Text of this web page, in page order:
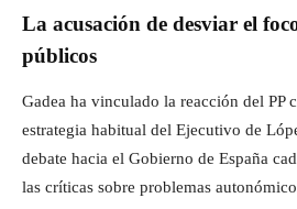
La acusación de desviar el
públicos
Gadea ha vinculado la reacción del PP
estrategia habitual del Ejecutivo de
debate hacia el Gobierno de España
las críticas sobre problemas